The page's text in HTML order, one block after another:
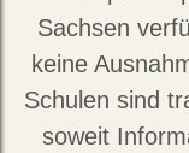
Sachsen
keine
Schulen sind
soweit